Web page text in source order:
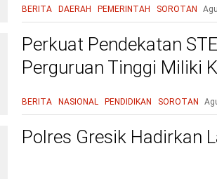
BERITA DAERAH PEMERINTAH SOROTAN
Perkuat Pendekatan
Perguruan Tinggi Miliki
BERITA NASIONAL PENDIDIKAN SOROTAN
Polres Gresik Hadirkan